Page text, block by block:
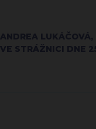
ANDREA
VE STRÁŽNICI DNE